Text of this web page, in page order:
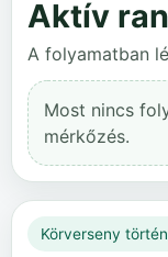
Aktív
A folyamatban
Most nincs
mérkőzés.
Körverseny